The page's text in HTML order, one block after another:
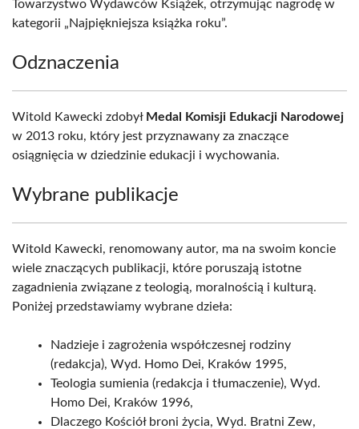
Towarzystwo Wydawców Książek, otrzymując nagrodę w
kategorii „Najpiękniejsza książka roku”.
Odznaczenia
Witold Kawecki zdobył Medal Komisji Edukacji Narodowej
w 2013 roku, który jest przyznawany za znaczące
osiągnięcia w dziedzinie edukacji i wychowania.
Wybrane publikacje
Witold Kawecki, renomowany autor, ma na swoim koncie
wiele znaczących publikacji, które poruszają istotne
zagadnienia związane z teologią, moralnością i kulturą.
Poniżej przedstawiamy wybrane dzieła:
Nadzieje i zagrożenia współczesnej rodziny
(redakcja), Wyd. Homo Dei, Kraków 1995,
Teologia sumienia (redakcja i tłumaczenie), Wyd.
Homo Dei, Kraków 1996,
Dlaczego Kościół broni życia, Wyd. Bratni Zew,